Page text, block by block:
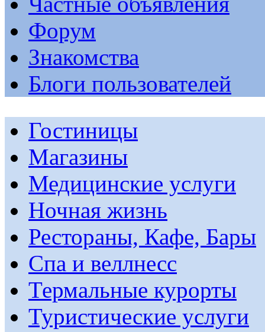
Форум
Знакомства
Блоги пользователей
Гостиницы
Магазины
Медицинские услуги
Ночная жизнь
Рестораны, Кафе, Бары
Спа и веллнесс
Термальные курорты
Туристические услуги